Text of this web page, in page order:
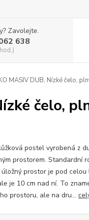
Zavolejte.
638
MASIV DUB, Nízké čelo,
čelo,
postel vyrobená z
prostorem. Standardní
úložný prostor je pod
je 10 cm nad ní. To
prostoru, ale na dru...